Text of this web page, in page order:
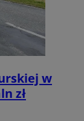
w
zł